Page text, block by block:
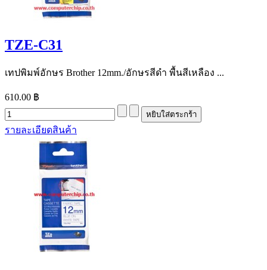
TZE-C31
เทปพิมพ์อักษร Brother 12mm./อักษรสีดำ พื้นสีเหลือง ...
610.00 ฿
รายละเอียดสินค้า